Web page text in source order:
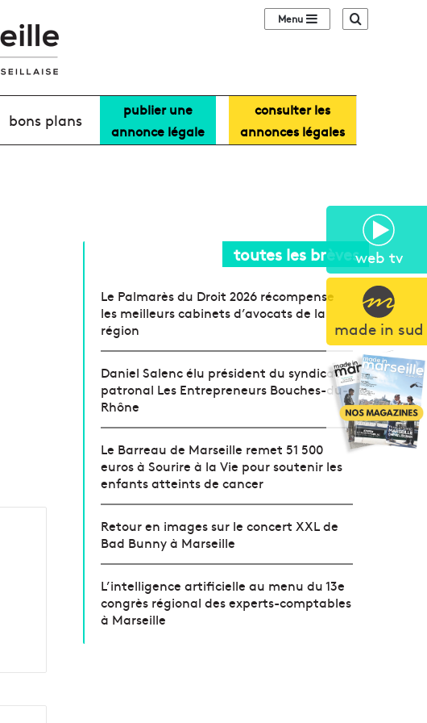
web tv
made in sud
Sidebar (barre
bons plans
publier une
annonce légale
consulter les
annonces légales
toutes les brèves
Le Palmarès du Droit 2026 récompense
les meilleurs cabinets d’avocats de la
région
Daniel Salenc élu président du syndicat
patronal Les Entrepreneurs Bouches-du-
Rhône
Le Barreau de Marseille remet 51 500
euros à Sourire à la Vie pour soutenir les
enfants atteints de cancer
Retour en images sur le concert XXL de
Bad Bunny à Marseille
L’intelligence artificielle au menu du 13e
congrès régional des experts-comptables
à Marseille